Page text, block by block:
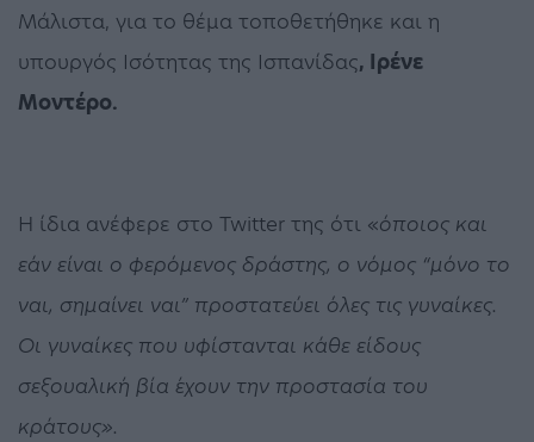
Μάλιστα, για το θέμα τοποθετήθηκε και η
υπουργός Ισότητας της Ισπανίδας, Ιρένε
Μοντέρο.
Η ίδια ανέφερε στο Twitter της ότι «όποιος και
εάν είναι ο φερόμενος δράστης, ο νόμος “μόνο το
ναι, σημαίνει ναι” προστατεύει όλες τις γυναίκες.
Οι γυναίκες που υφίστανται κάθε είδους
σεξουαλική βία έχουν την προστασία του
κράτους».